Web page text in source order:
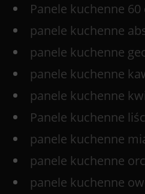
Panele kuchenne 60
panele kuchenne
panele kuchenne
panele kuchenne
panele kuchenne
Panele kuchenne
panele kuchenne
panele kuchenne
panele kuchenne